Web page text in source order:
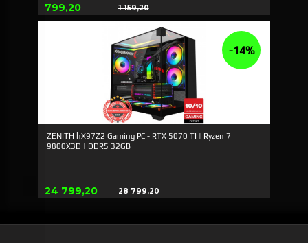
Erbjudande
799,20 1 159,20
Rabatt
ZENITH hX97Z2 Gaming PC - RTX 5070 TI | Ryzen 7
9800X3D | DDR5 32GB
Erbjudande
24 799,20 28 799,20
Rabatt
-14%